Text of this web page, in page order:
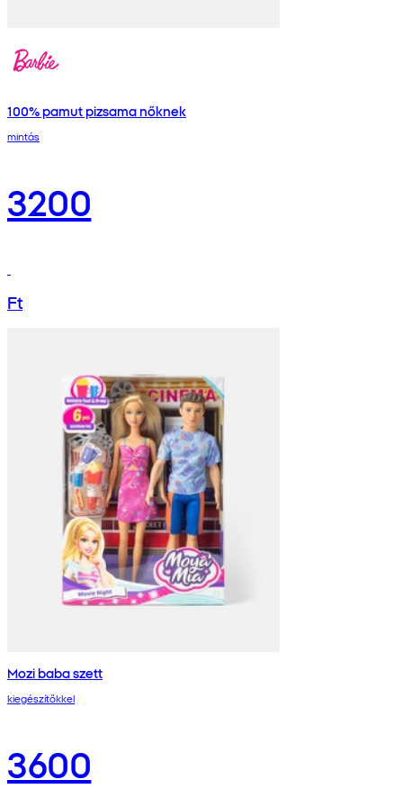
100% pamut pizsama nőknek
mintás
3200
Ft
Mozi baba szett
kiegészítőkkel
3600